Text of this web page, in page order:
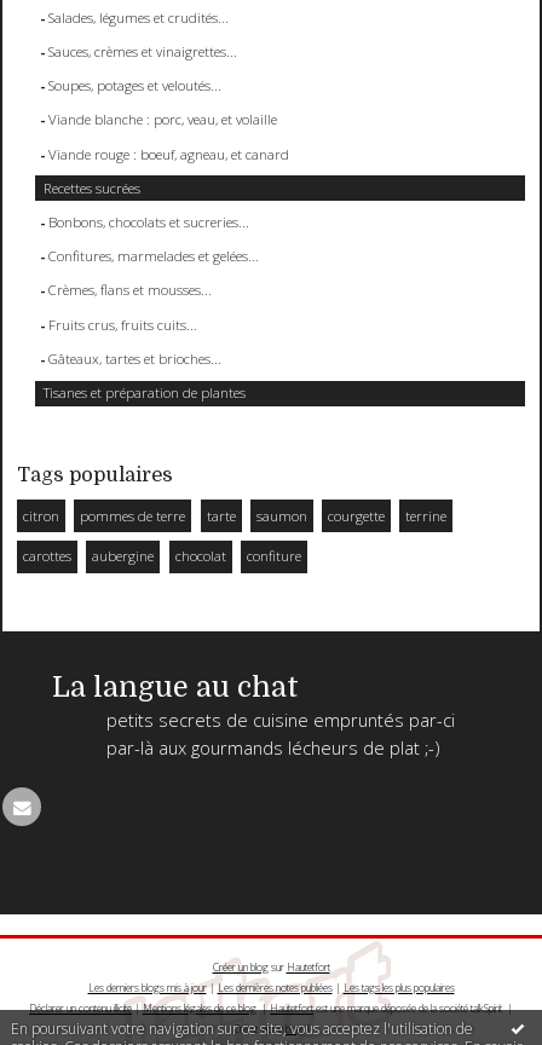
En poursuivant votre navigation sur ce site, vous acceptez l'utilisation de
Salades, légumes et crudités...
Sauces, crèmes et vinaigrettes...
Soupes, potages et veloutés...
Viande blanche : porc, veau, et volaille
Viande rouge : boeuf, agneau, et canard
Recettes sucrées
Bonbons, chocolats et sucreries...
Confitures, marmelades et gelées...
Crèmes, flans et mousses...
Fruits crus, fruits cuits...
Gâteaux, tartes et brioches...
Tisanes et préparation de plantes
Tags populaires
citron pommes de terre tarte saumon courgette terrine
carottes aubergine chocolat confiture
La langue au chat
petits secrets de cuisine empruntés par-ci
par-là aux gourmands lécheurs de plat ;-)
Créer un blogsur Hautetfort
Les derniers blogs mis à jour|Les dernières notes publiées| Les tags les plus populaires
Déclarer un contenu illicite|Mentions légales de ce blog|Hautetfortest une marque déposée de la société talkSpirit |
Créez votreblog!